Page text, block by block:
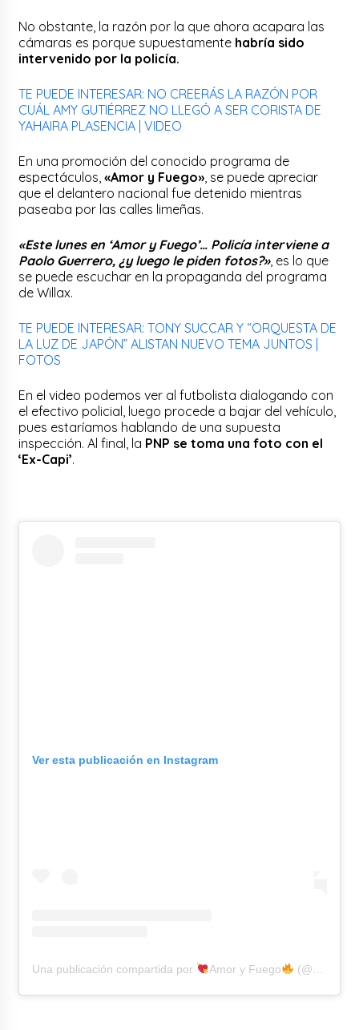
No obstante, la razón por la que ahora acapara las
cámaras es porque supuestamente habría sido
intervenido por la policía.
TE PUEDE INTERESAR: NO CREERÁS LA RAZÓN POR
CUÁL AMY GUTIÉRREZ NO LLEGÓ A SER CORISTA DE
YAHAIRA PLASENCIA | VIDEO
En una promoción del conocido programa de
espectáculos,«Amor y Fuego» , se puede apreciar
que el delantero nacional fue detenido mientras
paseaba por las calles limeñas.
«Este lunes en ‘Amor y Fuego’… Policía interviene a
Paolo Guerrero, ¿y luego le piden fotos?», es lo que
se puede escuchar en la propaganda del programa
de Willax.
TE PUEDE INTERESAR: TONY SUCCAR Y “ORQUESTA DE
LA LUZ DE JAPÓN” ALISTAN NUEVO TEMA JUNTOS |
FOTOS
En el video podemos ver al futbolista dialogando con
el efectivo policial, luego procede a bajar del vehículo,
pues estaríamos hablando de una supuesta
inspección. Al final, la PNP se toma una foto con el
‘Ex-Capi’.
Ver esta publicación en Instagram
Una publicación compartida por Amor y Fuego (@amoryfuego.oficial)